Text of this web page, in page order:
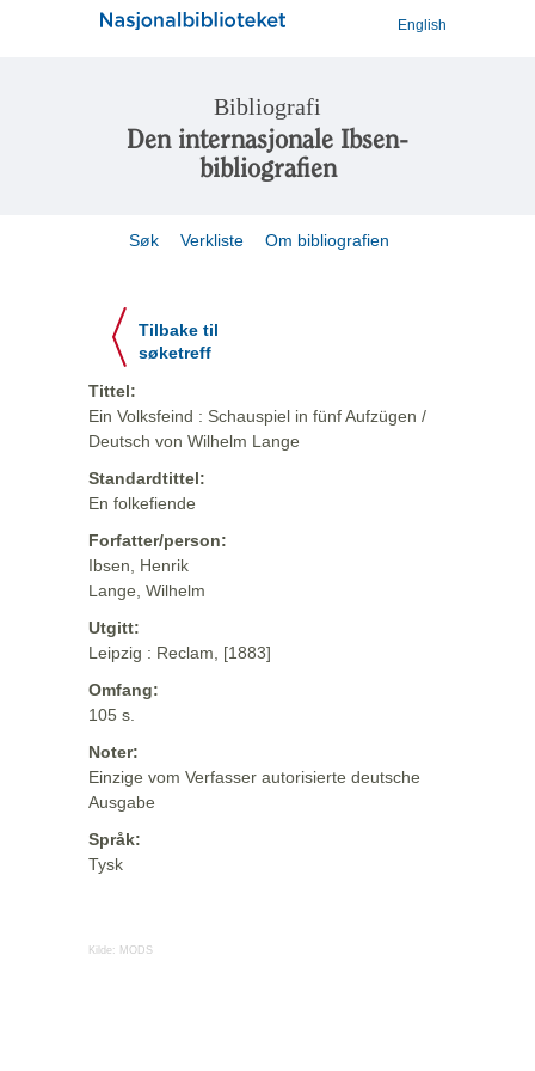
English
Bibliografi
Den internasjonale Ibsen-
bibliografien
Søk Verkliste Om bibliografien
Tilbake til
søketreff
Tittel:
Ein Volksfeind : Schauspiel in fünf Aufzügen /
Deutsch von Wilhelm Lange
Standardtittel:
En folkefiende
Forfatter/person:
Ibsen, Henrik
Lange, Wilhelm
Utgitt:
Leipzig : Reclam, [1883]
Omfang:
105 s.
Noter:
Einzige vom Verfasser autorisierte deutsche
Ausgabe
Språk:
Tysk
Kilde: MODS